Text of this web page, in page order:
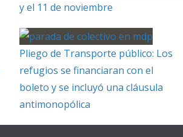
y el 11 de noviembre
Pliego de Transporte público: Los
refugios se financiaran con el
boleto y se incluyó una cláusula
antimonopólica